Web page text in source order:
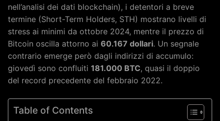
nell’analisi dei dati blockchain), i detentori a breve
termine (Short-Term Holders, STH) mostrano livelli di
stress ai minimi da ottobre 2024, mentre il prezzo di
Bitcoin oscilla attorno ai 60.167 dollari. Un segnale
contrario emerge però dagli indirizzi di accumulo:
giovedì sono confluiti 181.000 BTC, quasi il doppio
del record precedente del febbraio 2022.
Table of Contents